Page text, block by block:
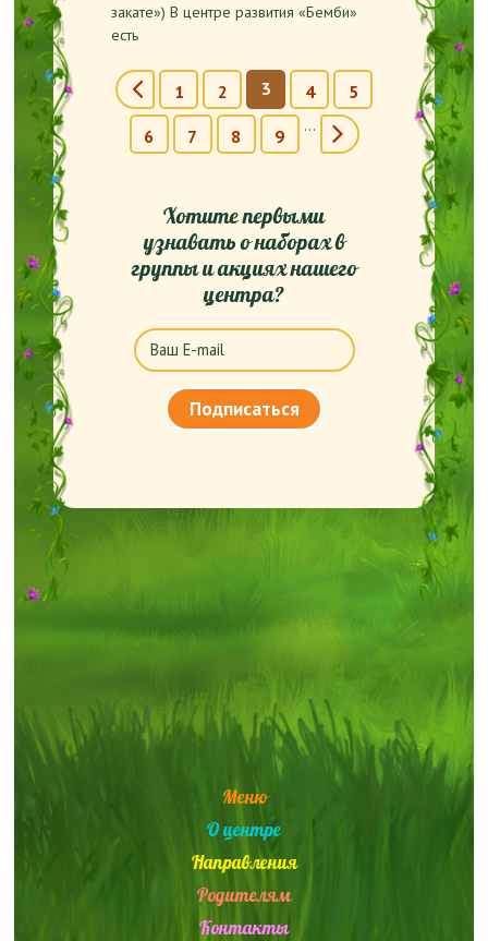
закате») В центре развития «Бемби»
есть
Страницы
1 2 3 4 5
6 7 8 9 …
Хотите первыми
узнавать о наборах в
группы и акциях нашего
центра?
Меню
О центре
Направления
Родителям
Контакты